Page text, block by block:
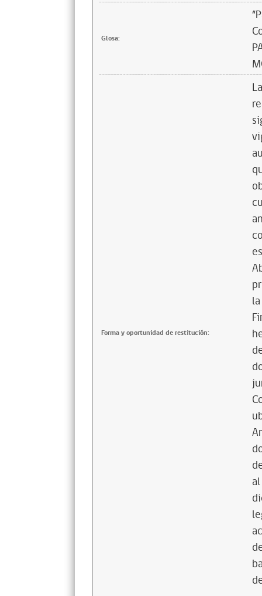
Glosa:
Forma y oportunidad de restitución: